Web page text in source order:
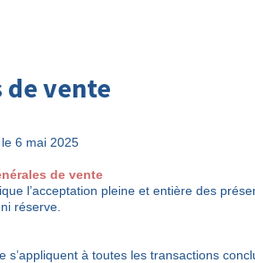
de vente
6 mai 2025
de vente
l’acceptation pleine et entière des
réserve.
à toutes les transactions